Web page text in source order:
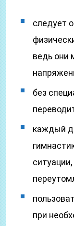
следует
ведь они
без
каждый
при